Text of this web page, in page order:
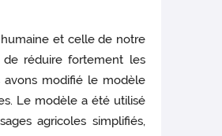
et celle de notre
de réduire fortement les
avons modifié le modèle
Le modèle a été utilisé
agricoles simplifiés,